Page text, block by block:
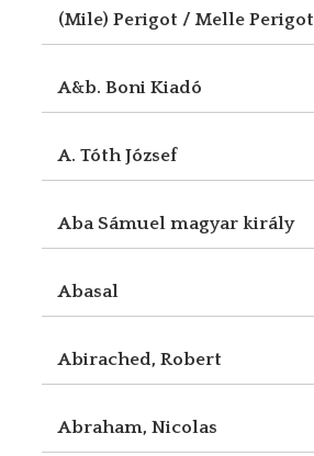
(Mile) Perigot / Melle Perigot
A&b. Boni Kiadó
A. Tóth József
Aba Sámuel magyar király
Abasal
Abirached, Robert
Abraham, Nicolas